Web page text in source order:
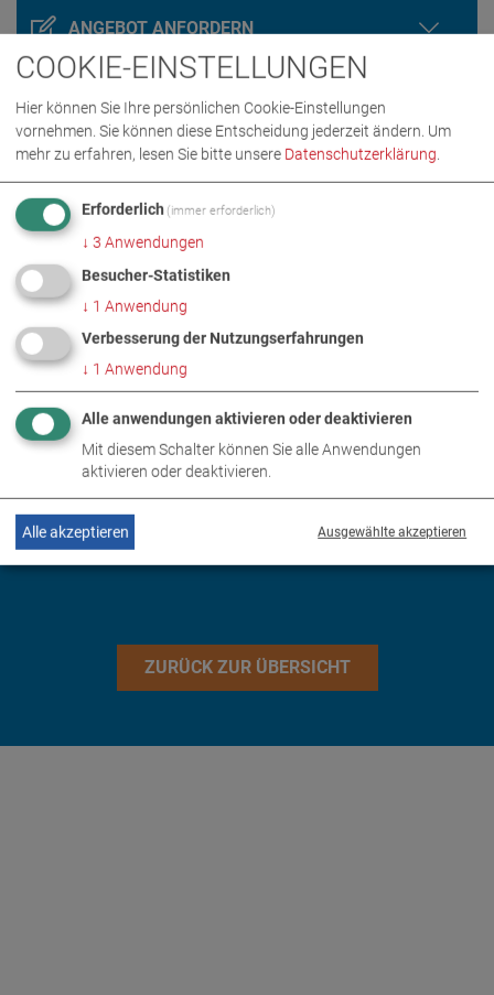
ANGEBOT ANFORDERN
PRODUKTDETAILS / LIEFERUMFANG
DOWNLOADS
TECHNISCHE DATEN
BILDER
ZURÜCK ZUR ÜBERSICHT
COOKIE-EINSTELLUNGEN
Hier können Sie Ihre persönlichen Cookie-Einstellungen
vornehmen. Sie können diese Entscheidung jederzeit ändern. Um
mehr zu erfahren, lesen Sie bitte unsere Datenschutzerklärung.
Erforderlich (immer erforderlich)
↓ 3 Anwendungen
Besucher-Statistiken
↓ 1 Anwendung
Verbesserung der Nutzungserfahrungen
↓ 1 Anwendung
Alle anwendungen aktivieren oder deaktivieren
Mit diesem Schalter können Sie alle Anwendungen
aktivieren oder deaktivieren.
Ausgewählte akzeptieren
Alle akzeptieren